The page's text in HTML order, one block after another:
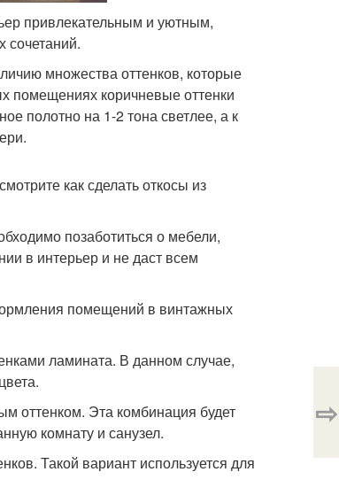
привлекательным и уютным,
множества оттенков, которые
помещениях коричневые оттенки
полотно на 1-2 тона светлее, а к
как сделать откосы из
позаботиться о мебели,
в интерьер и не даст всем
помещений в винтажных
ламината. В данном случае,
оттенком. Эта комбинация будет
комнату и санузел.
Такой вариант используется для
⇨